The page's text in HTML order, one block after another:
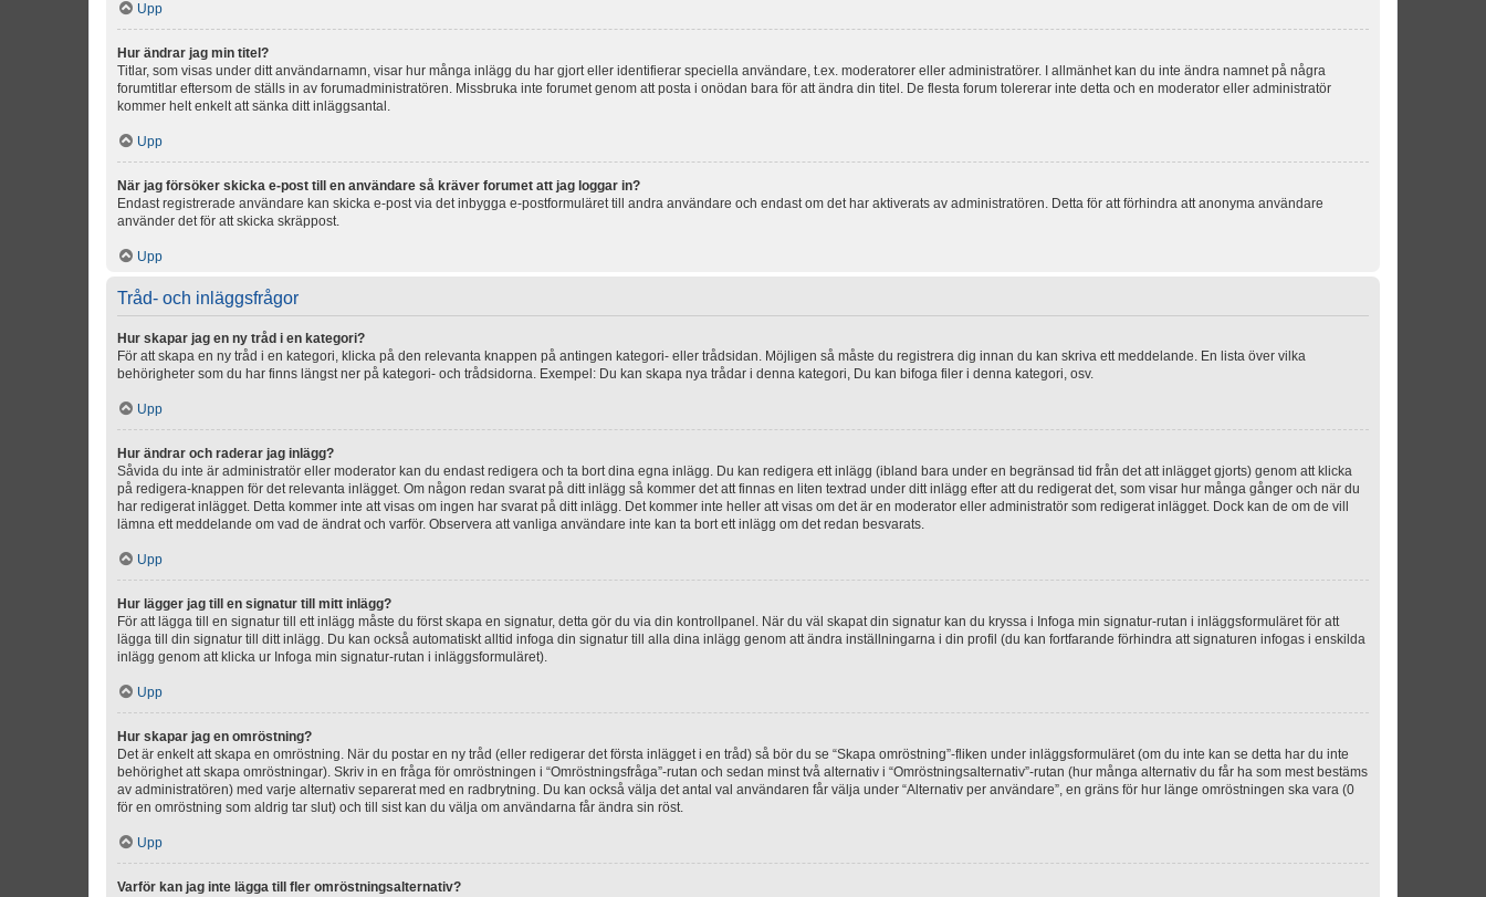
Upp
Hur ändrar jag min titel?
Titlar, som visas under ditt användarnamn, visar hur många inlägg du har gjort eller identifierar speciella användare, t.ex. moderatorer eller administratörer. I allmänhet kan du inte ändra namnet på några
forumtitlar eftersom de ställs in av forumadministratören. Missbruka inte forumet genom att posta i onödan bara för att ändra din titel. De flesta forum tolererar inte detta och en moderator eller administratör
kommer helt enkelt att sänka ditt inläggsantal.
Upp
När jag försöker skicka e-post till en användare så kräver forumet att jag loggar in?
Endast registrerade användare kan skicka e-post via det inbygga e-postformuläret till andra användare och endast om det har aktiverats av administratören. Detta för att förhindra att anonyma användare
använder det för att skicka skräppost.
Upp
Tråd- och inläggsfrågor
Hur skapar jag en ny tråd i en kategori?
För att skapa en ny tråd i en kategori, klicka på den relevanta knappen på antingen kategori- eller trådsidan. Möjligen så måste du registrera dig innan du kan skriva ett meddelande. En lista över vilka
behörigheter som du har finns längst ner på kategori- och trådsidorna. Exempel: Du kan skapa nya trådar i denna kategori, Du kan bifoga filer i denna kategori, osv.
Upp
Hur ändrar och raderar jag inlägg?
Såvida du inte är administratör eller moderator kan du endast redigera och ta bort dina egna inlägg. Du kan redigera ett inlägg (ibland bara under en begränsad tid från det att inlägget gjorts) genom att klicka
på redigera-knappen för det relevanta inlägget. Om någon redan svarat på ditt inlägg så kommer det att finnas en liten textrad under ditt inlägg efter att du redigerat det, som visar hur många gånger och när du
har redigerat inlägget. Detta kommer inte att visas om ingen har svarat på ditt inlägg. Det kommer inte heller att visas om det är en moderator eller administratör som redigerat inlägget. Dock kan de om de vill
lämna ett meddelande om vad de ändrat och varför. Observera att vanliga användare inte kan ta bort ett inlägg om det redan besvarats.
Upp
Hur lägger jag till en signatur till mitt inlägg?
För att lägga till en signatur till ett inlägg måste du först skapa en signatur, detta gör du via din kontrollpanel. När du väl skapat din signatur kan du kryssa i Infoga min signatur-rutan i inläggsformuläret för att
lägga till din signatur till ditt inlägg. Du kan också automatiskt alltid infoga din signatur till alla dina inlägg genom att ändra inställningarna i din profil (du kan fortfarande förhindra att signaturen infogas i enskilda
inlägg genom att klicka ur Infoga min signatur-rutan i inläggsformuläret).
Upp
Hur skapar jag en omröstning?
Det är enkelt att skapa en omröstning. När du postar en ny tråd (eller redigerar det första inlägget i en tråd) så bör du se “Skapa omröstning”-fliken under inläggsformuläret (om du inte kan se detta har du inte
behörighet att skapa omröstningar). Skriv in en fråga för omröstningen i “Omröstningsfråga”-rutan och sedan minst två alternativ i “Omröstningsalternativ”-rutan (hur många alternativ du får ha som mest bestäms
av administratören) med varje alternativ separerat med en radbrytning. Du kan också välja det antal val användaren får välja under “Alternativ per användare”, en gräns för hur länge omröstningen ska vara (0
för en omröstning som aldrig tar slut) och till sist kan du välja om användarna får ändra sin röst.
Upp
Varför kan jag inte lägga till fler omröstningsalternativ?